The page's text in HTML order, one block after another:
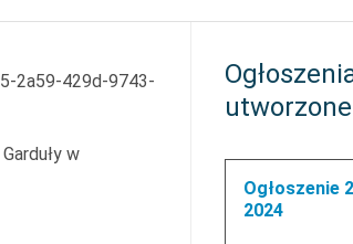
2a59-429d-9743-
w
Ogłoszenie
2024